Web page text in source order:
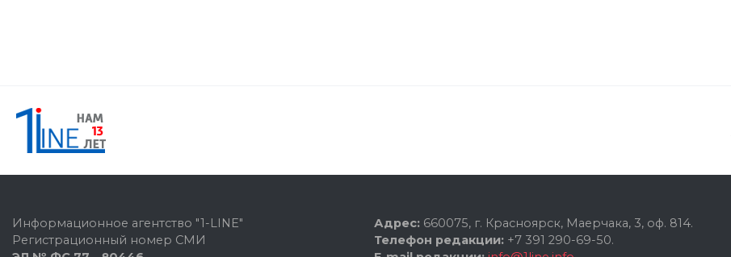
Информационное агентство "1-LINE"
Регистрационный номер СМИ
Адрес: 660075, г. Красноярск, Маерчака, 3, оф. 814.
Телефон редакции: +7 391 290-69-50.